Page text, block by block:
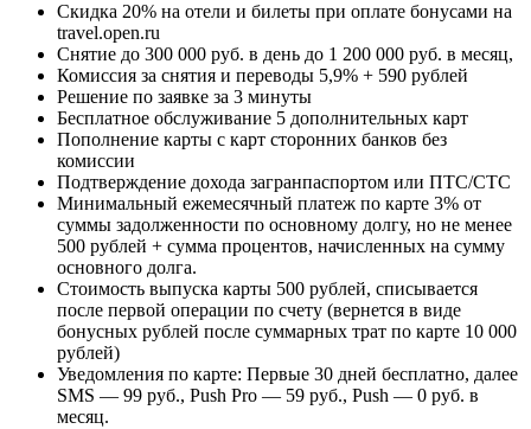
Скидка 20% на отели и билеты при оплате бонусами на
travel.open.ru
Снятие до 300 000 руб. в день до 1 200 000 руб. в месяц,
Комиссия за снятия и переводы 5,9% + 590 рублей
Решение по заявке за 3 минуты
Бесплатное обслуживание 5 дополнительных карт
Пополнение карты с карт сторонних банков без
комиссии
Подтверждение дохода загранпаспортом или ПТС/СТС
Минимальный ежемесячный платеж по карте 3% от
суммы задолженности по основному долгу, но не менее
500 рублей + сумма процентов, начисленных на сумму
основного долга.
Стоимость выпуска карты 500 рублей, списывается
после первой операции по счету (вернется в виде
бонусных рублей после суммарных трат по карте 10 000
рублей)
Уведомления по карте: Первые 30 дней бесплатно, далее
SMS — 99 руб., Push Pro — 59 руб., Push — 0 руб. в
месяц.